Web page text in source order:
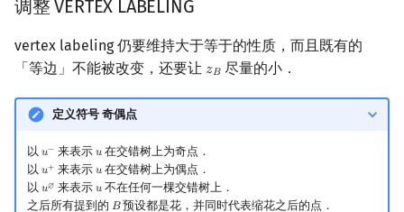
调整 VERTEX LABELING
vertex labeling 仍要维持大于等于的性质，而且既有的
「等边」不能被改变，还要让 𝑧𝐵
zB 尽量的小．
定义符号 奇偶点
以 𝑢−
u− 来表示 𝑢
u 在交错树上为奇点．
以 𝑢+
u+ 来表示 𝑢
u 在交错树上为偶点．
以 𝑢∅
u∅来表示 𝑢
u 不在任何一棵交错树上．
之后所有提到的 B预设都是花，并同时代表缩花之后的点．